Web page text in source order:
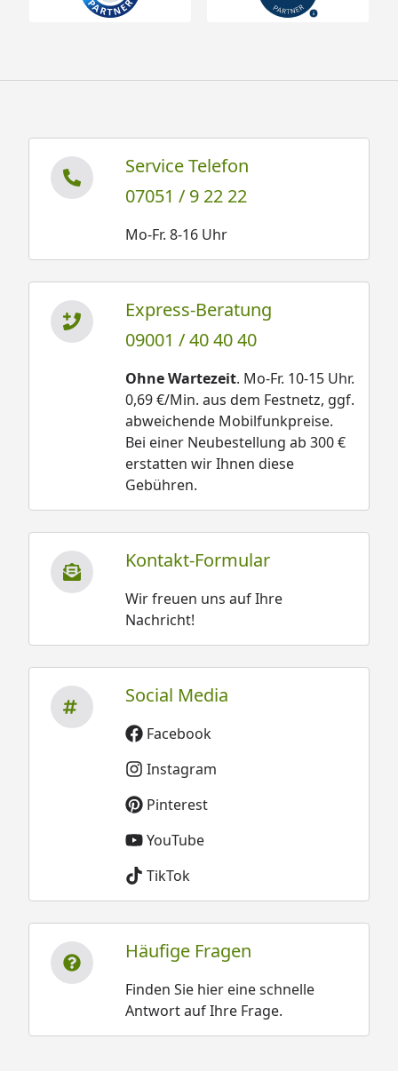
Service Telefon
07051 / 9 22 22
Mo-Fr. 8-16 Uhr
Express-Beratung
09001 / 40 40 40
Ohne Wartezeit. Mo-Fr. 10-15 Uhr.
0,69 €/Min. aus dem Festnetz, ggf.
abweichende Mobilfunkpreise.
Bei einer Neubestellung ab 300 €
erstatten wir Ihnen diese
Gebühren.
Kontakt-Formular
Wir freuen uns auf Ihre
Nachricht!
Social Media
Facebook
Instagram
Pinterest
YouTube
TikTok
Häufige Fragen
Finden Sie hier eine schnelle
Antwort auf Ihre Frage.